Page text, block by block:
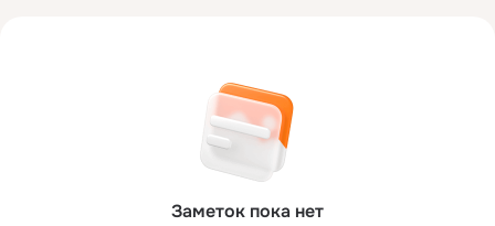
Заметок пока нет